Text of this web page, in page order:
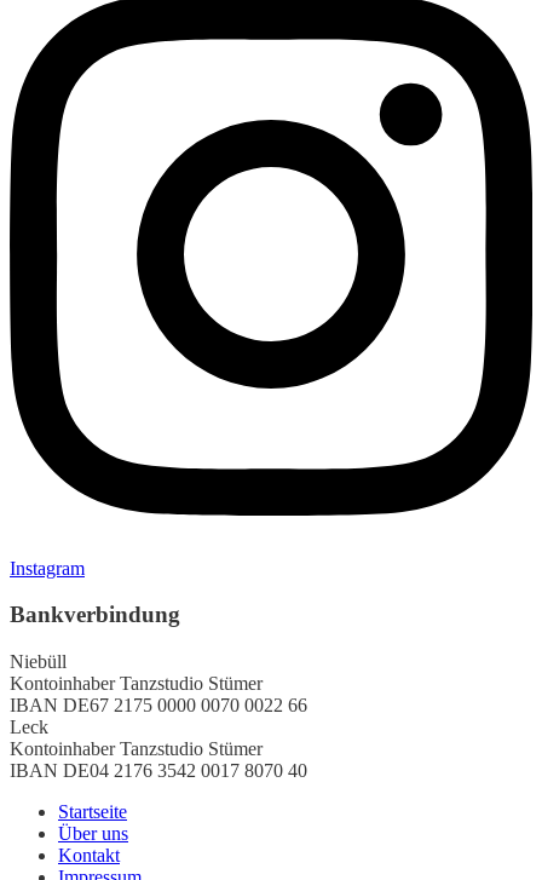
Instagram
Bankverbindung
Niebüll
KontoinhaberTanzstudio Stümer
IBAN DE67 2175 0000 0070 0022 66
Leck
KontoinhaberTanzstudio Stümer
IBAN DE04 2176 3542 0017 8070 40
Startseite
Über uns
Kontakt